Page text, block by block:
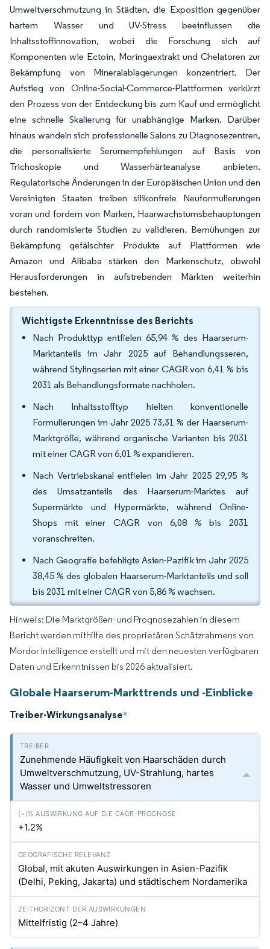
Umweltverschmutzung in Städten, die Exposition gegenüber
hartem Wasser und UV-Stress beeinflussen die
Inhaltsstoffinnovation, wobei die Forschung sich auf
Komponenten wie Ectoin, Moringaextrakt und Chelatoren zur
Bekämpfung von Mineralablagerungen konzentriert. Der
Aufstieg von Online-Social-Commerce-Plattformen verkürzt
den Prozess von der Entdeckung bis zum Kauf und ermöglicht
eine schnelle Skalierung für unabhängige Marken. Darüber
hinaus wandeln sich professionelle Salons zu Diagnosezentren,
die personalisierte Serumempfehlungen auf Basis von
Trichoskopie und Wasserhärteanalyse anbieten.
Regulatorische Änderungen in der Europäischen Union und den
Vereinigten Staaten treiben silikonfreie Neuformulierungen
voran und fordern von Marken, Haarwachstumsbehauptungen
durch randomisierte Studien zu validieren. Bemühungen zur
Bekämpfung gefälschter Produkte auf Plattformen wie
Amazon und Alibaba stärken den Markenschutz, obwohl
Herausforderungen in aufstrebenden Märkten weiterhin
bestehen.
Wichtigste Erkenntnisse des Berichts
Nach Produkttyp entfielen 65,94 % des Haarserum-
Marktanteils im Jahr 2025 auf Behandlungsseren,
während Stylingserien mit einer CAGR von 6,41 % bis
2031 als Behandlungsformate nachholen.
Nach Inhaltsstofftyp hielten konventionelle
Formulierungen im Jahr 2025 73,31 % der Haarserum-
Marktgröße, während organische Varianten bis 2031
mit einer CAGR von 6,01 % expandieren.
Nach Vertriebskanal entfielen im Jahr 2025 29,95 %
des Umsatzanteils des Haarserum-Marktes auf
Supermärkte und Hypermärkte, während Online-
Shops mit einer CAGR von 6,08 % bis 2031
voranschreiten.
Nach Geografie befehligte Asien-Pazifik im Jahr 2025
38,45 % des globalen Haarserum-Marktanteils und soll
bis 2031 mit einer CAGR von 5,86 % wachsen.
Hinweis: Die Marktgrößen- und Prognosezahlen in diesem
Bericht werden mithilfe des proprietären Schätzrahmens von
Mordor Intelligence erstellt und mit den neuesten verfügbaren
Daten und Erkenntnissen bis 2026 aktualisiert.
Globale Haarserum-Markttrends und -Einblicke
Treiber-Wirkungsanalyse*
Zunehmende Häufigkeit von Haarschäden durch
Umweltverschmutzung, UV-Strahlung, hartes
Wasser und Umweltstressoren
+1.2%
Global, mit akuten Auswirkungen in Asien-Pazifik
(Delhi, Peking, Jakarta) und städtischem Nordamerika
Mittelfristig (2–4 Jahre)